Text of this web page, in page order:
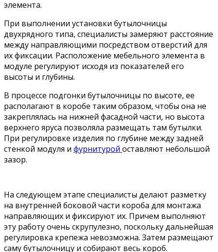
элемента.
При выполнении установки бутылочницы
двухрядного типа, специалисты замеряют расстояние
между направляющими посредством отверстий для
их фиксации. Расположение мебельного элемента в
модуле регулируют исходя из показателей его
высоты и глубины.
В процессе подгонки бутылочницы по высоте, ее
располагают в коробе таким образом, чтобы она не
закреплялась на нижней фасадной части, но высота
верхнего яруса позволяла размещать там бутылки.
При регулировке изделия по глубине между задней
стенкой модуля и фурнитурой оставляют небольшой
зазор.
На следующем этапе специалисты делают разметку
на внутренней боковой части короба для монтажа
направляющих и фиксируют их. Причем выполняют
эту работу очень скрупулезно, поскольку дальнейшая
регулировка крепежа невозможна. Затем размещают
саму бутылочницу и собирают весь короб.